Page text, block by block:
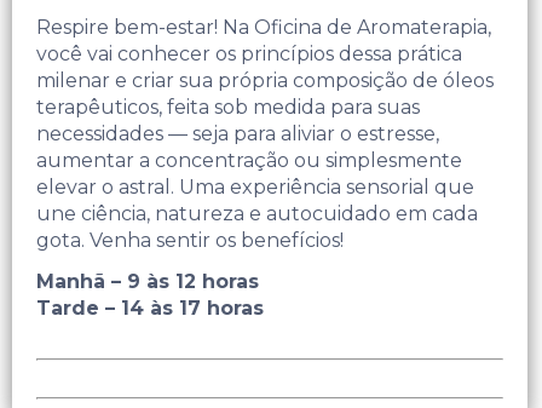
Respire bem-estar! Na Oficina de Aromaterapia,
você vai conhecer os princípios dessa prática
milenar e criar sua própria composição de óleos
terapêuticos, feita sob medida para suas
necessidades — seja para aliviar o estresse,
aumentar a concentração ou simplesmente
elevar o astral. Uma experiência sensorial que
une ciência, natureza e autocuidado em cada
gota. Venha sentir os benefícios!
Manhã – 9 às 12 horas
Tarde – 14 às 17 horas